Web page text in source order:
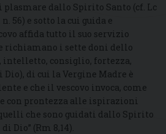
dallo Spirito Santo (cf. Lc
56) e sotto la cui guida e
affida tutto il suo servizio
richiamano i sette doni dello
intelletto, consiglio, fortezza,
di cui la Vergine Madre è
e che il vescovo invoca, come
con prontezza alle ispirazioni
quelli che sono guidati dallo Spirito
Dio” (Rm 8,14).